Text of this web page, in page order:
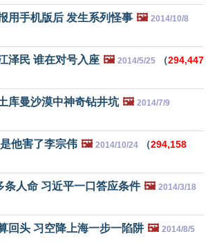
用手机版后 发生系列怪事 🖼️ 2014/10/8
泽民 谁在对号入座 🖼️ 2014/5/25 （294,447
库曼沙漠中神奇钻井坑 🖼️ 2014/7/9
他害了李宗伟 🖼️ 2014/10/24 （294,158
条人命 习近平一口答应条件 🖼️ 2014/3/18
回头 习空降上海一步一陷阱 🖼️ 2014/8/5